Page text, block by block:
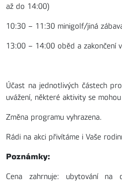
až do 14:00)
10:30 – 11:30 minigolf/jiná
13:00 – 14:00 oběd a zakončení
Účast na jednotlivých částech
uvážení, některé aktivity se
Změna programu vyhrazena.
Rádi na akci přivítáme i Vaše
Poznámky:
Cena zahrnuje: ubytování na